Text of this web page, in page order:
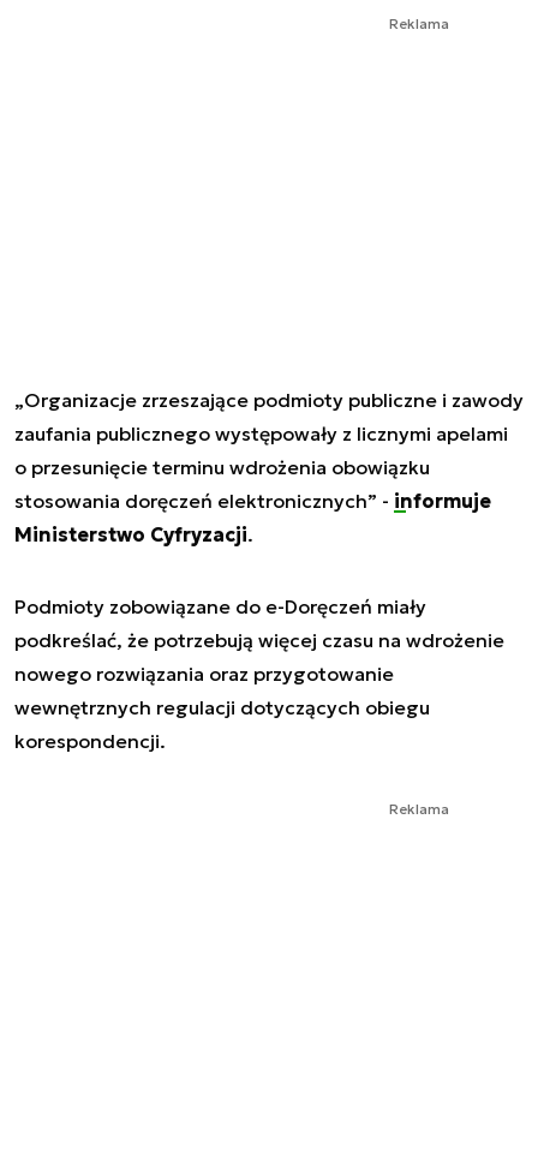
Reklama
„Organizacje zrzeszające podmioty publiczne i zawody
zaufania publicznego występowały z licznymi apelami
o przesunięcie terminu wdrożenia obowiązku
stosowania doręczeń elektronicznych” - informuje
Ministerstwo Cyfryzacji.
Podmioty zobowiązane do e-Doręczeń miały
podkreślać, że potrzebują więcej czasu na wdrożenie
nowego rozwiązania oraz przygotowanie
wewnętrznych regulacji dotyczących obiegu
korespondencji.
Reklama